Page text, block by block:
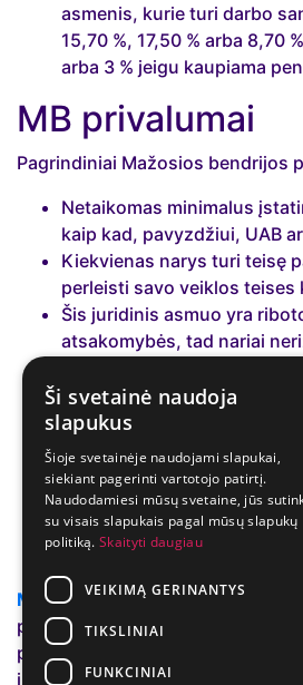
asmenis, kurie turi darbo
15,70 %, 17,50 % arba 8,70
arba 3 % jeigu kaupiama
MB privalumai
Pagrindiniai Mažosios bendrijos
Netaikomas minimalus
kaip kad, pavyzdžiui, UAB
Kiekvienas narys turi teisę
perleisti savo veiklos teises
Šis juridinis asmuo yra
atsakomybės, tad nariai
asmeniniu turtu, tik įnašu,
įstojant. Pavyzdžiui
savininkas atsako
MB steigti gali ir vienas, ir
steigėjas bus vienas – kiti
verslą jo funkcionavimo
Gautas MB pelnas gali būti
nariams anksčiau nei
Mažosios bendrijos buhalterinė
paprasta kaip gali atrodyti. Ji
profesionalumo, tačiau ir
informacijos sekimo. To reikia,
Ši svetainė naudoja
slapukus
Šioje svetainėje naudojami slapukai,
siekiant pagerinti vartotojo patirtį.
Naudodamiesi mūsų svetaine, jūs
su visais slapukais pagal mūsų slapukų
politiką. Skaityti daugiau
VEIKIMĄ GERINANTYS
TIKSLINIAI
FUNKCINIAI